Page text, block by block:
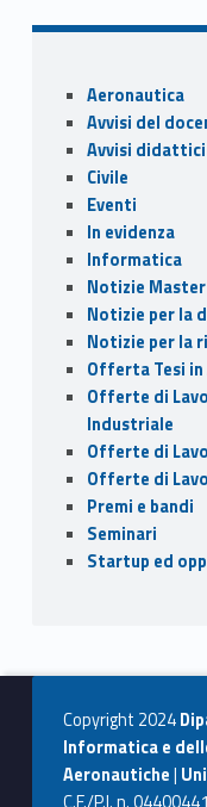
b
o
o
k
d
o
n
l
Sidebar
Aeronautica
Avvisi del
Avvisi didattici
Civile
Eventi
In evidenza
Informatica
Notizie
Notizie per la
Notizie per la
Offerta Tesi in
Offerte di
Industriale
Offerte di
Offerte di
Premi e bandi
Seminari
Startup ed
Copyright 2024
Informatica e
Aeronautiche|